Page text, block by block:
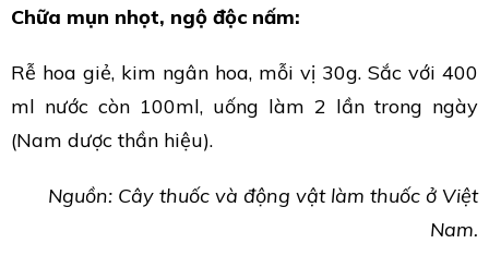
Chữa mụn nhọt, ngộ độc nấm:
Rễ hoa giẻ, kim ngân hoa, mỗi vị 30g. Sắc với 400
ml nước còn 100ml, uống làm 2 lần trong ngày
(Nam dược thần hiệu).
Nguồn: Cây thuốc và động vật làm thuốc ở Việt
Nam.